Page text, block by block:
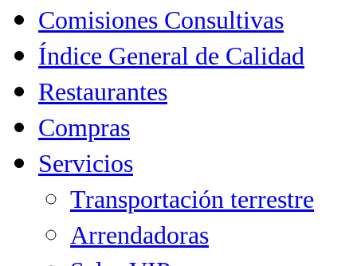
Comisiones Consultivas
Índice General de Calidad
Restaurantes
Compras
Servicios
Transportación terrestre
Arrendadoras